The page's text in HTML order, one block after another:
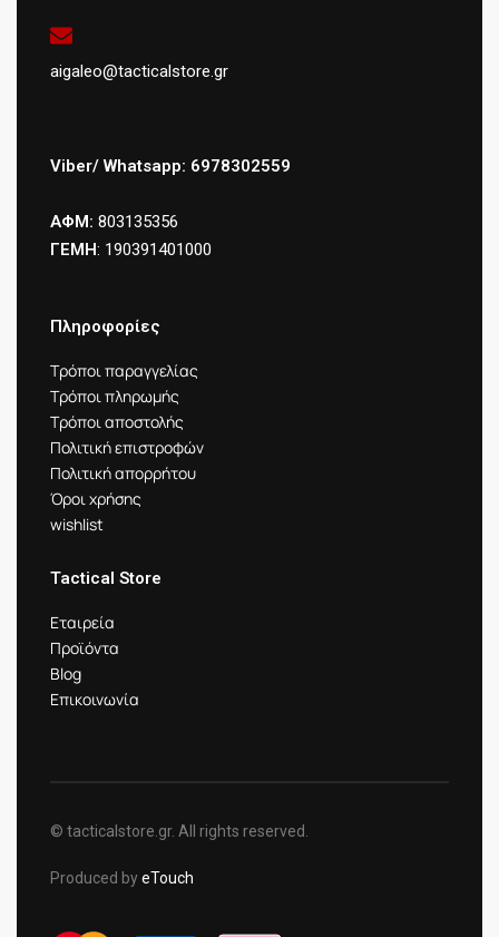
aigaleo@tacticalstore.gr
Viber/ Whatsapp: 6978302559
ΑΦΜ: 803135356
ΓΕΜΗ: 190391401000
Πληροφορίες
Τρόποι παραγγελίας
Τρόποι πληρωμής
Τρόποι αποστολής
Πολιτική επιστροφών
Πολιτική απορρήτου
Όροι χρήσης
wishlist
Tactical Store
Εταιρεία
Προϊόντα
Blog
Επικοινωνία
© tacticalstore.gr. All rights reserved.
Produced byeTouch